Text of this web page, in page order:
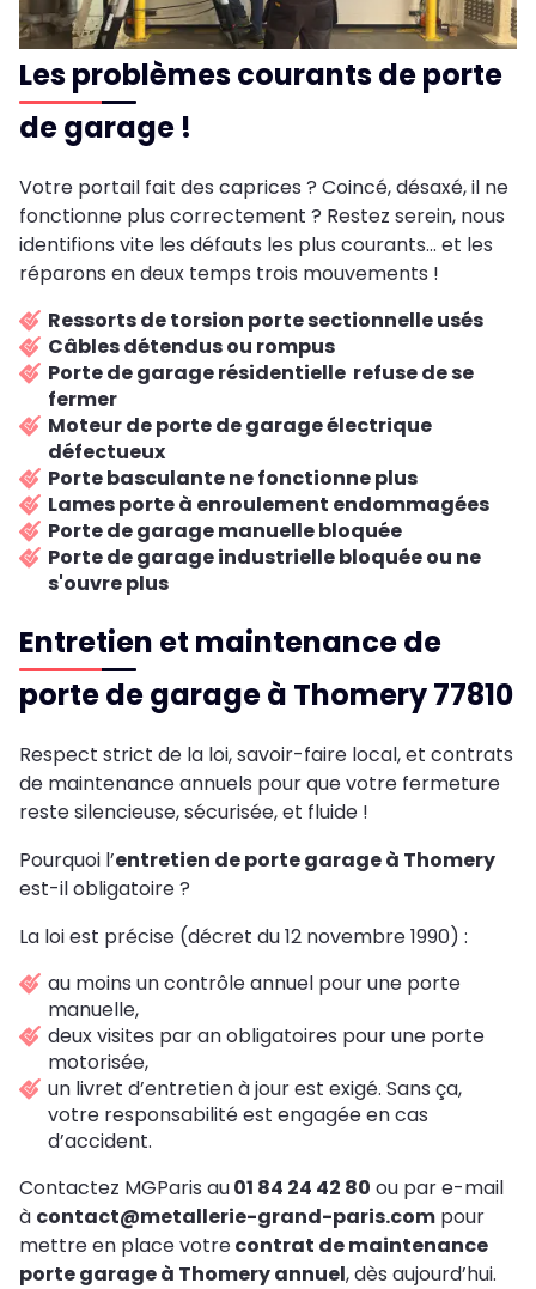
Les problèmes courants de porte
de garage !
Votre portail fait des caprices ? Coincé, désaxé, il ne
fonctionne plus correctement ? Restez serein, nous
identifions vite les défauts les plus courants... et les
réparons en deux temps trois mouvements !
Ressorts de torsion porte sectionnelle usés
Câbles détendus ou rompus
Porte de garage résidentielle refuse de se
fermer
Moteur de porte de garage électrique
défectueux
Porte basculante ne fonctionne plus
Lames porte à enroulement endommagées
Porte de garage manuelle bloquée
Porte de garage industrielle bloquée ou ne
s'ouvre plus
Entretien et maintenance de
porte de garage à Thomery 77810
Respect strict de la loi, savoir-faire local, et contrats
de maintenance annuels pour que votre fermeture
reste silencieuse, sécurisée, et fluide !
Pourquoi l’entretien de porte garage à Thomery
est-il obligatoire ?
La loi est précise (décret du 12 novembre 1990) :
au moins un contrôle annuel pour une porte
manuelle,
deux visites par an obligatoires pour une porte
motorisée,
un livret d’entretien à jour est exigé. Sans ça,
votre responsabilité est engagée en cas
d’accident.
Contactez MGParis au01 84 24 42 80 ou par e-mail
à contact@metallerie-grand-paris.com pour
mettre en place votrecontrat de maintenance
porte garage à Thomery annuel, dès aujourd’hui.